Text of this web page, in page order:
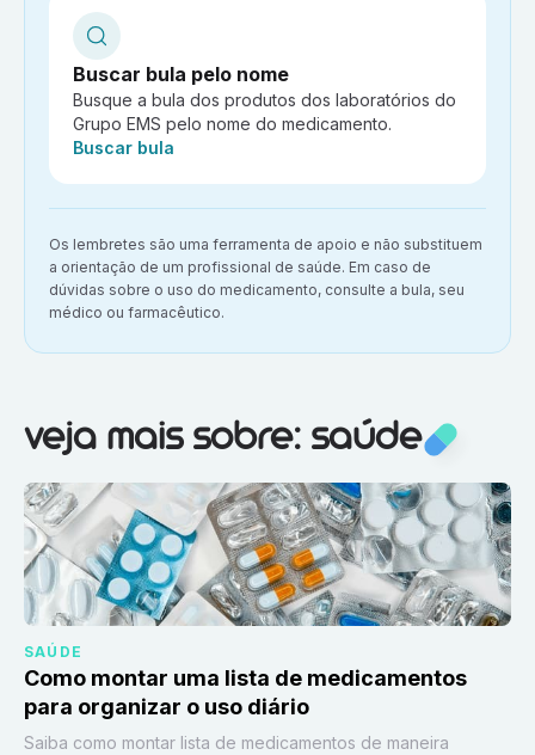
Buscar bula pelo nome
Busque a bula dos produtos dos laboratórios do
Grupo EMS pelo nome do medicamento.
Ação:
Buscar bula
Aviso importante:
Os lembretes são uma ferramenta de apoio e não substituem
a orientação de um profissional de saúde. Em caso de
dúvidas sobre o uso do medicamento, consulte a bula, seu
médico ou farmacêutico.
Veja mais sobre:Saúde
veja mais sobre: saúde
SAÚDE
Como montar uma lista de medicamentos
para organizar o uso diário
Saiba como montar lista de medicamentos de maneira